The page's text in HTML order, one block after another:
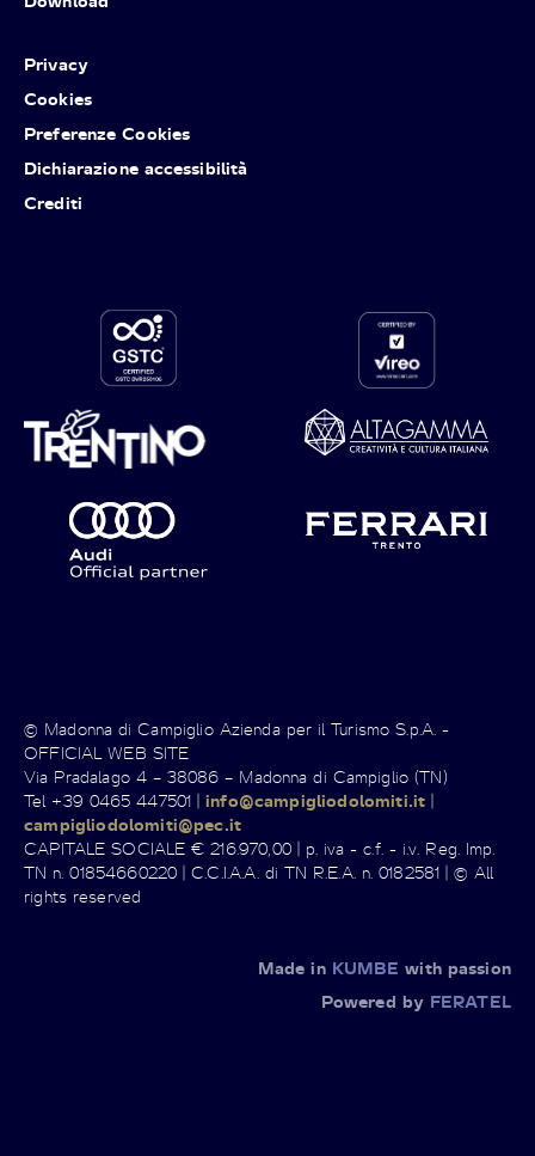
Privacy
Cookies
Preferenze Cookies
Dichiarazione accessibilità
Crediti
© Madonna di Campiglio Azienda per il Turismo S.p.A. -
OFFICIAL WEB SITE
Via Pradalago 4 – 38086 – Madonna di Campiglio (TN)
Tel +39 0465 447501 |info@campigliodolomiti.it |
campigliodolomiti@pec.it
CAPITALE SOCIALE € 216.970,00 | p. iva - c.f. - i.v. Reg. Imp.
TN n. 01854660220 | C.C.I.A.A. di TN R.E.A. n. 0182581 | © All
rights reserved
Made in KUMBE with passion
Powered by FERATEL